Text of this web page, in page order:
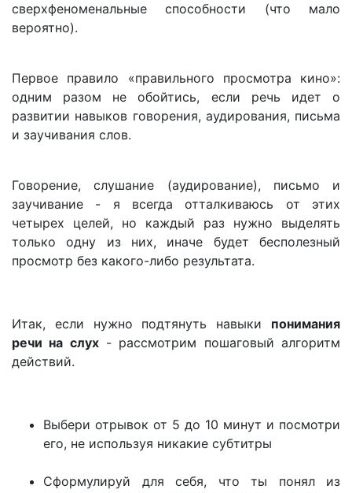
сверхфеноменальные способности (что мало
вероятно).
Первое правило «правильного просмотра кино»:
одним разом не обойтись, если речь идет о
развитии навыков говорения, аудирования, письма
и заучивания слов.
Говорение, слушание (аудирование), письмо и
заучивание - я всегда отталкиваюсь от этих
четырех целей, но каждый раз нужно выделять
только одну из них, иначе будет бесполезный
просмотр без какого-либо результата.
Итак, если нужно подтянуть навыки понимания
речи на слух- рассмотрим пошаговый алгоритм
действий.
Выбери отрывок от 5 до 10 минут и посмотри
его, не используя никакие субтитры
Сформулируй для себя, что ты понял из